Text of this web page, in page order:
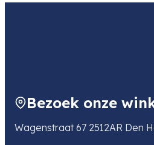
Geschikt voor
Bezoek onze
Wagenstraat 67 2512AR Den